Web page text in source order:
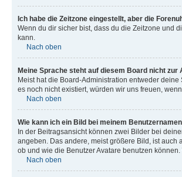
Ich habe die Zeitzone eingestellt, aber die
Wenn du dir sicher bist, dass du die Zeitzone und
kann.
Nach oben
Meine Sprache steht auf diesem Board nicht zur
Meist hat die Board-Administration entweder
es noch nicht existiert, würden wir uns freuen,
Nach oben
Wie kann ich ein Bild bei meinem
In der Beitragsansicht können zwei Bilder bei
angeben. Das andere, meist größere Bild, ist auch
ob und wie die Benutzer Avatare benutzen
Nach oben